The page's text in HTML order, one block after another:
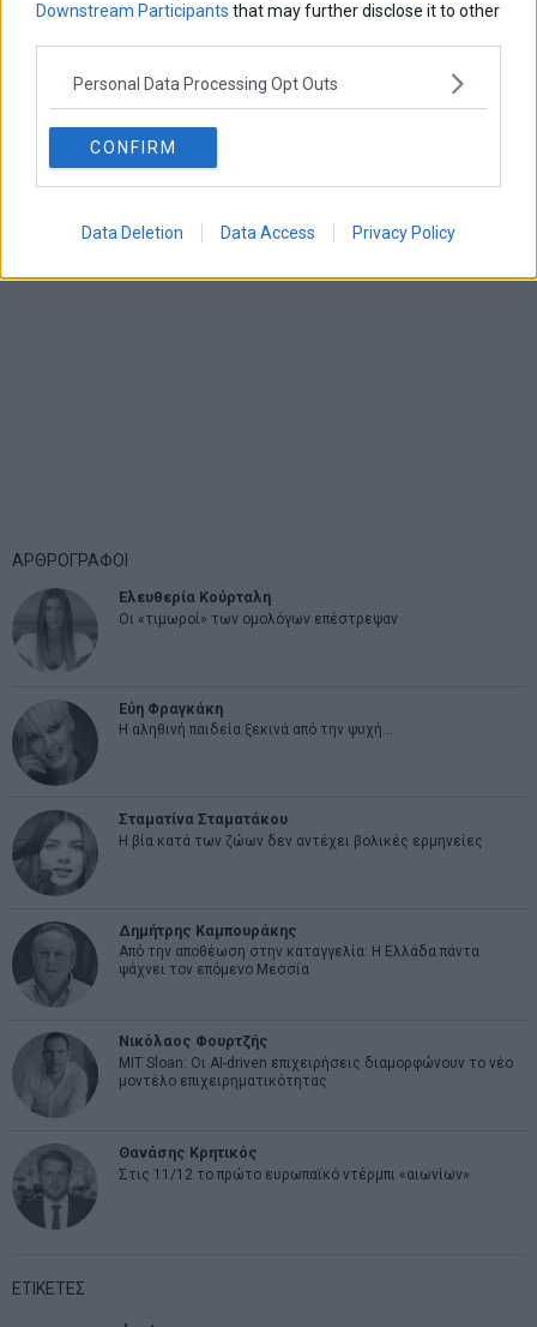
Downstream Participants that may further disclose it to other
Personal Data Processing Opt Outs
CONFIRM
Data Deletion Data Access Privacy Policy
ΑΡΘΡΟΓΡΑΦΟΙ
Ελευθερία Κούρταλη
Οι «τιμωροί» των ομολόγων επέστρεψαν
Εύη Φραγκάκη
Η αληθινή παιδεία ξεκινά από την ψυχή…
Σταματίνα Σταματάκου
Η βία κατά των ζώων δεν αντέχει βολικές ερμηνείες
Δημήτρης Καμπουράκης
Από την αποθέωση στην καταγγελία: Η Ελλάδα πάντα
ψάχνει τον επόμενο Μεσσία
Νικόλαος Φουρτζής
MIT Sloan: Οι AI-driven επιχειρήσεις διαμορφώνουν το νέο
μοντέλο επιχειρηματικότητας
Θανάσης Κρητικός
Στις 11/12 το πρώτο ευρωπαϊκό ντέρμπι «αιωνίων»
ΕΤΙΚΕΤΕΣ